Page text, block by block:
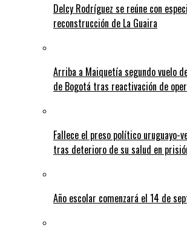
Delcy Rodríguez se reúne con
reconstrucción de La Guaira
Arriba a Maiquetía segundo vuelo
de Bogotá tras reactivación de
Fallece el preso político uruguayo-
tras deterioro de su salud en
Año escolar comenzará el 14 de